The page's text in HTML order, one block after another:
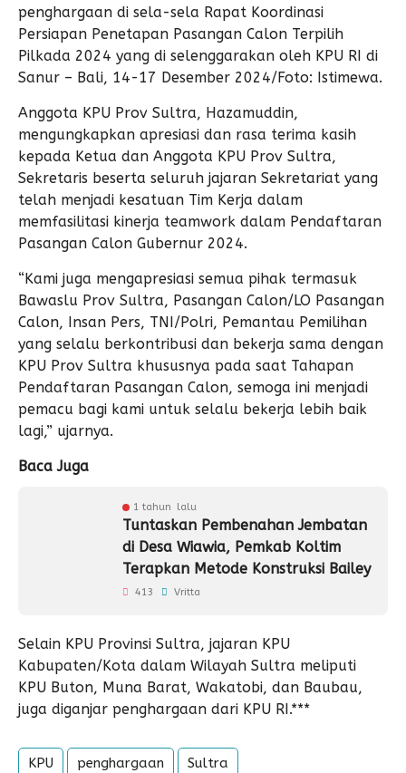
penghargaan di sela-sela Rapat Koordinasi
Persiapan Penetapan Pasangan Calon Terpilih
Pilkada 2024 yang di selenggarakan oleh KPU RI di
Sanur – Bali, 14-17 Desember 2024/Foto: Istimewa.
Anggota KPU Prov Sultra, Hazamuddin,
mengungkapkan apresiasi dan rasa terima kasih
kepada Ketua dan Anggota KPU Prov Sultra,
Sekretaris beserta seluruh jajaran Sekretariat yang
telah menjadi kesatuan Tim Kerja dalam
memfasilitasi kinerja teamwork dalam Pendaftaran
Pasangan Calon Gubernur 2024.
“Kami juga mengapresiasi semua pihak termasuk
Bawaslu Prov Sultra, Pasangan Calon/LO Pasangan
Calon, Insan Pers, TNI/Polri, Pemantau Pemilihan
yang selalu berkontribusi dan bekerja sama dengan
KPU Prov Sultra khususnya pada saat Tahapan
Pendaftaran Pasangan Calon, semoga ini menjadi
pemacu bagi kami untuk selalu bekerja lebih baik
lagi,” ujarnya.
Baca Juga
1 tahun lalu
Tuntaskan Pembenahan Jembatan
di Desa Wiawia, Pemkab Koltim
Terapkan Metode Konstruksi Bailey
413 Vritta
Selain KPU Provinsi Sultra, jajaran KPU
Kabupaten/Kota dalam Wilayah Sultra meliputi
KPU Buton, Muna Barat, Wakatobi, dan Baubau,
juga diganjar penghargaan dari KPU RI.***
KPU penghargaan Sultra